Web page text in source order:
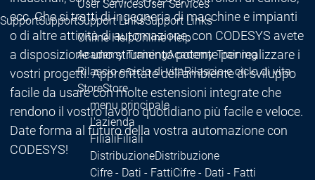
SupportSupport
User ServicesUser Services
Support LinksSupport Links
Online HelpOnline Help
Academy TrainingAcademy Training
Rilascio e ciclo di vitaRilascio e ciclo di vita
StoreStore
menu principale
L'azienda
FilialiFiliali
DistribuzioneDistribuzione
Cifre - Dati - FattiCifre - Dati - Fatti
ecc. Che si tratti di ingegneria di macchine e impianti
o di altre attività di automazione, con CODESYS avete
a disposizione uno strumento potente per realizzare i
vostri progetti. Approfittate dell'ambiente di sviluppo
facile da usare con molte estensioni integrate che
rendono il vostro lavoro quotidiano più facile e veloce.
Date forma al futuro della vostra automazione con
CODESYS!